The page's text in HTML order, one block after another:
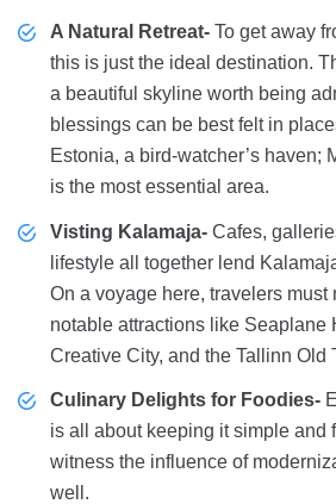
A Natural Retreat- To get away
this is just the ideal destination.
a beautiful skyline worth being
blessings can be best felt in
Estonia, a bird-watcher’s haven;
is the most essential area.
Visting Kalamaja- Cafes,
lifestyle all together lend
On a voyage here, travelers must
notable attractions like Seaplane
Creative City, and the Tallinn Old
Culinary Delights for Foodies-
is all about keeping it simple and
witness the influence of
well.